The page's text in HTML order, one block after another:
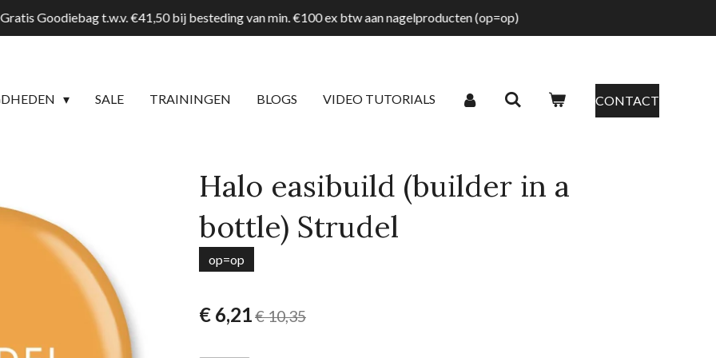
Goodiebag t.w.v. €41,50 bij besteding van min. €100 ex btw aan nagelproducten (op=op)
SALE TRAININGEN BLOGS VIDEO TUTORIALS CONTACT
Halo easibuild (builder in a
bottle) Strudel
op=op
€ 6,21€ 10,35